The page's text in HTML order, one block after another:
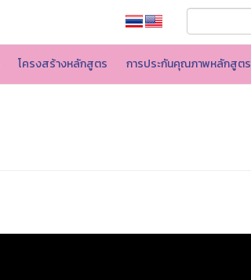
โครงสร้างหลักสูตร การประกันคุณภาพหลักสูตร